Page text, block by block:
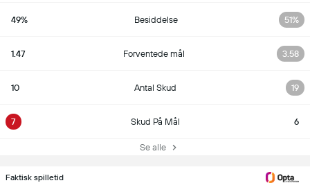
49% Besiddelse 51%
1.47 Forventede mål 3.58
10 Antal Skud 19
7 Skud På Mål 6
Se alle
Faktisk spilletid